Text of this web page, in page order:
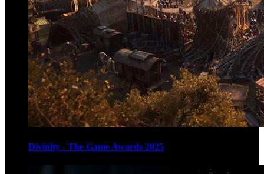
Divinity - The Game Awards 2025